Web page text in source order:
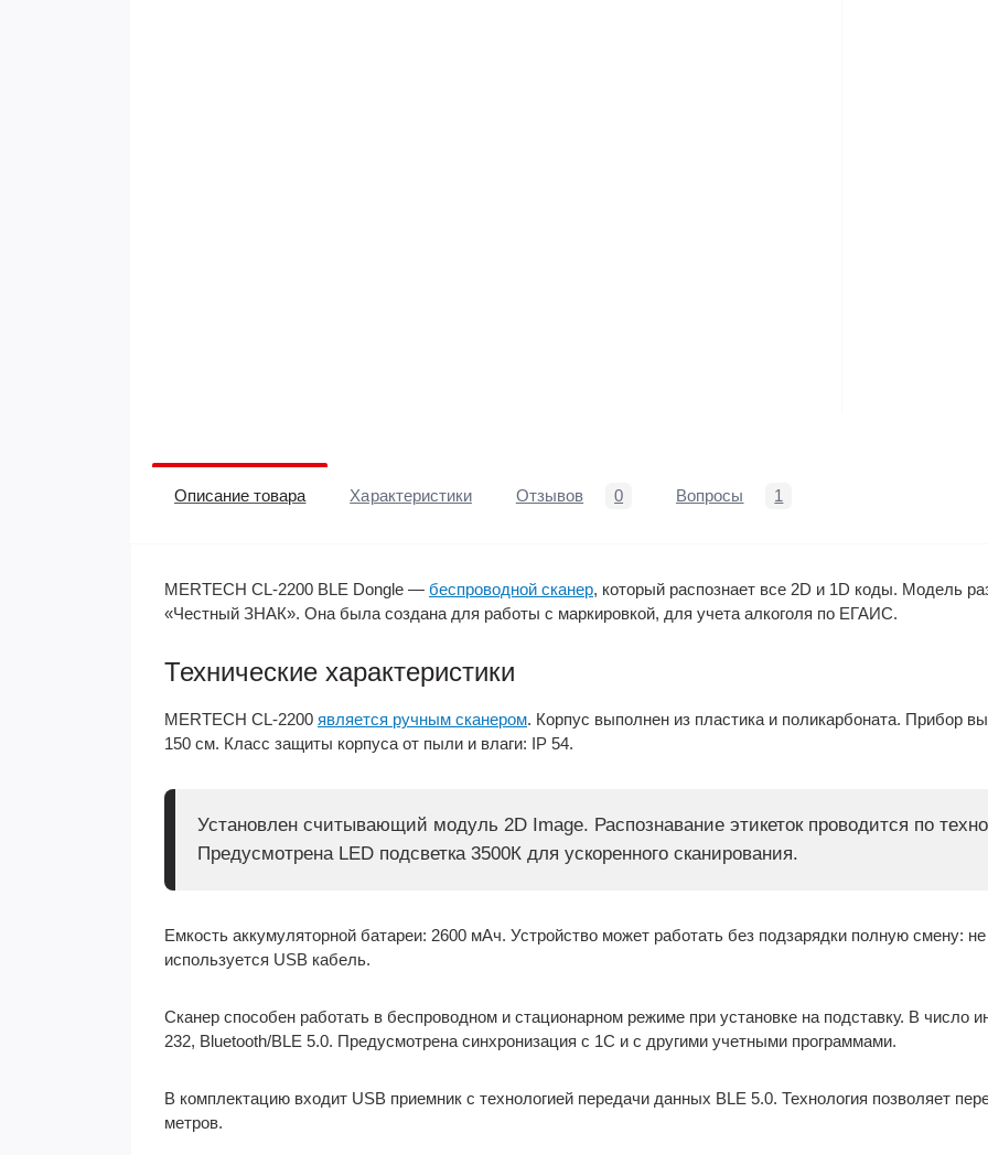
Описание товара Характеристики Отзывов 0 Вопросы 1
MERTECH CL-2200 BLE Dongle — беспроводной сканер, который распознает все 2D и 1D коды. Модель
«Честный ЗНАК». Она была создана для работы с маркировкой, для учета алкоголя по ЕГАИС.
Технические характеристики
MERTECH CL-2200 является ручным сканером. Корпус выполнен из пластика и поликарбоната. Прибор
150 см. Класс защиты корпуса от пыли и влаги: IP 54.
Установлен считывающий модуль 2D Image. Распознавание этикеток проводится по
Предусмотрена LED подсветка 3500К для ускоренного сканирования.
Емкость аккумуляторной батареи: 2600 мАч. Устройство может работать без подзарядки полную смену:
используется USB кабель.
Сканер способен работать в беспроводном и стационарном режиме при установке на подставку. В число
232, Bluetooth/BLE 5.0. Предусмотрена синхронизация с 1С и с другими учетными программами.
В комплектацию входит USB приемник с технологией передачи данных BLE 5.0. Технология позволяет
метров.